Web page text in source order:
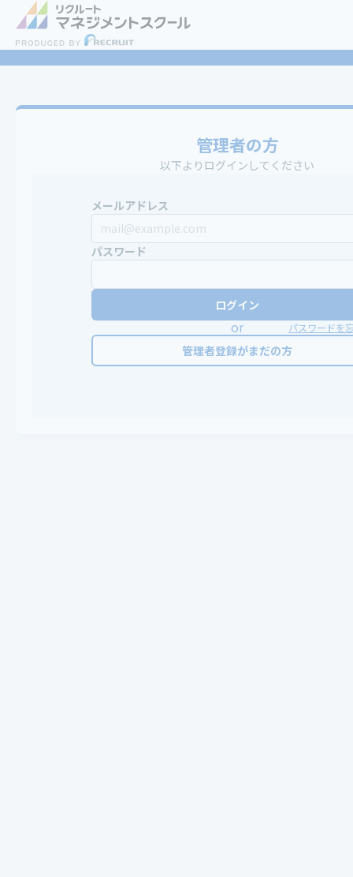
管理者の方
以下よりログインしてください
メールアドレス
パスワード
ログイン
or パスワードを
管理者登録がまだの方